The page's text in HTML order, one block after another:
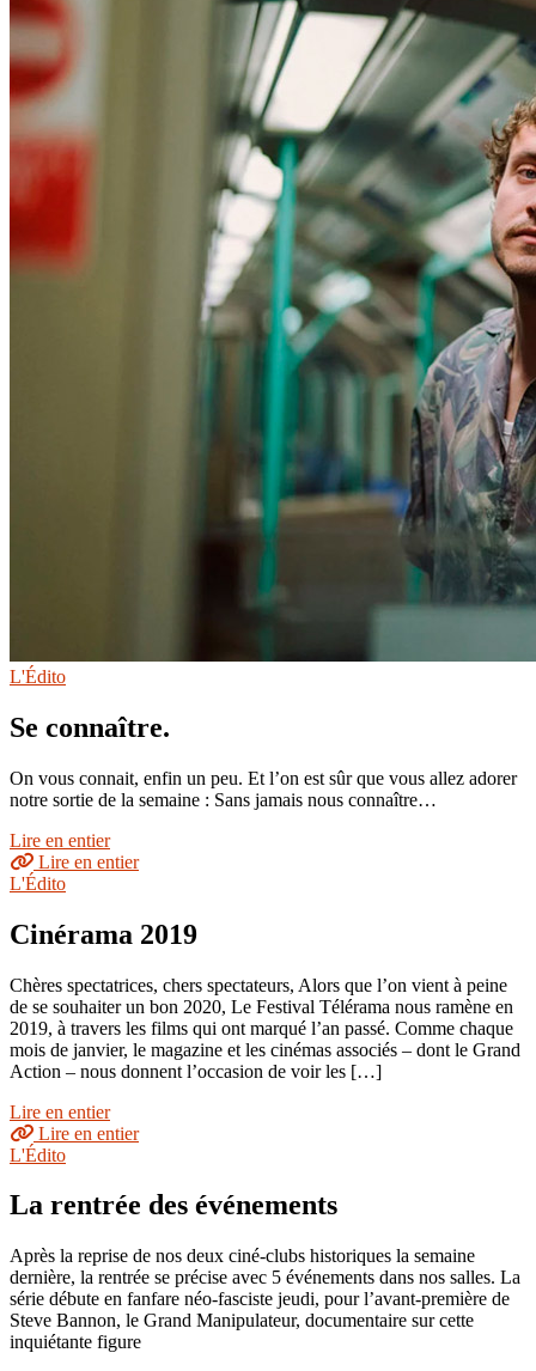
L'Édito
Se connaître.
On vous connait, enfin un peu. Et l’on est sûr que vous allez adorer
notre sortie de la semaine : Sans jamais nous connaître…
Lire en entier
Lire en entier
L'Édito
Cinérama 2019
Chères spectatrices, chers spectateurs, Alors que l’on vient à peine
de se souhaiter un bon 2020, Le Festival Télérama nous ramène en
2019, à travers les films qui ont marqué l’an passé. Comme chaque
mois de janvier, le magazine et les cinémas associés – dont le Grand
Action – nous donnent l’occasion de voir les […]
Lire en entier
Lire en entier
L'Édito
La rentrée des événements
Après la reprise de nos deux ciné-clubs historiques la semaine
dernière, la rentrée se précise avec 5 événements dans nos salles. La
série débute en fanfare néo-fasciste jeudi, pour l’avant-première de
Steve Bannon, le Grand Manipulateur, documentaire sur cette
inquiétante figure